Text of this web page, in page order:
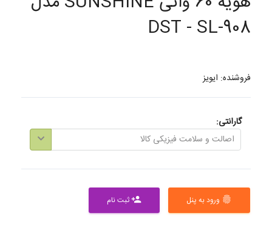
DST - SL-908
فروشنده: ایویز
گارانتی:
اصالت و سلامت فیزیکی کالا
fingerprint ورود به پنل person_addثبت نام